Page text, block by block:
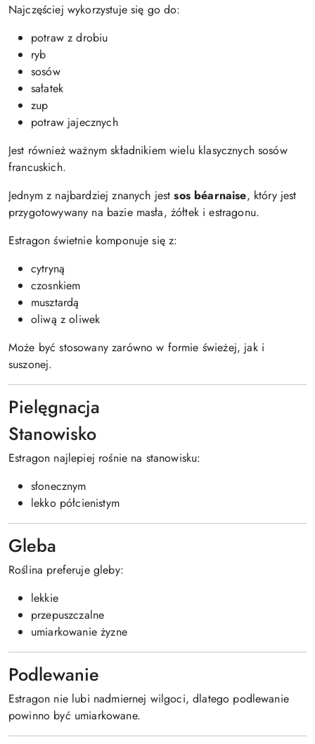
Najczęściej wykorzystuje się go do:
potraw z drobiu
ryb
sosów
sałatek
zup
potraw jajecznych
Jest również ważnym składnikiem wielu klasycznych sosów
francuskich.
Jednym z najbardziej znanych jestsos béarnaise, który jest
przygotowywany na bazie masła, żółtek i estragonu.
Estragon świetnie komponuje się z:
cytryną
czosnkiem
musztardą
oliwą z oliwek
Może być stosowany zarówno w formie świeżej, jak i
suszonej.
Pielęgnacja
Stanowisko
Estragon najlepiej rośnie na stanowisku:
słonecznym
lekko półcienistym
Gleba
Roślina preferuje gleby:
lekkie
przepuszczalne
umiarkowanie żyzne
Podlewanie
Estragon nie lubi nadmiernej wilgoci, dlatego podlewanie
powinno być umiarkowane.